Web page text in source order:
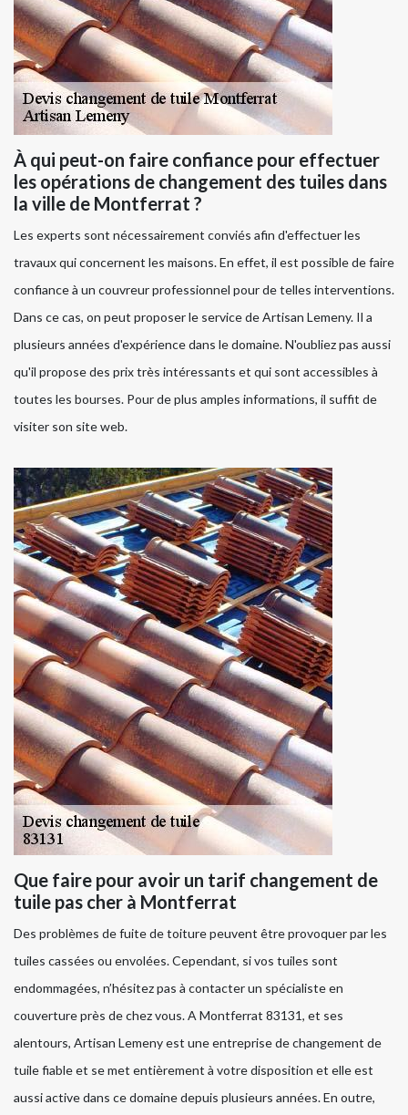
À qui peut-on faire confiance pour effectuer
les opérations de changement des tuiles dans
la ville de Montferrat ?
Les experts sont nécessairement conviés afin d'effectuer les
travaux qui concernent les maisons. En effet, il est possible de faire
confiance à un couvreur professionnel pour de telles interventions.
Dans ce cas, on peut proposer le service de Artisan Lemeny. Il a
plusieurs années d'expérience dans le domaine. N'oubliez pas aussi
qu'il propose des prix très intéressants et qui sont accessibles à
toutes les bourses. Pour de plus amples informations, il suffit de
visiter son site web.
Que faire pour avoir un tarif changement de
tuile pas cher à Montferrat
Des problèmes de fuite de toiture peuvent être provoquer par les
tuiles cassées ou envolées. Cependant, si vos tuiles sont
endommagées, n’hésitez pas à contacter un spécialiste en
couverture près de chez vous. A Montferrat 83131, et ses
alentours, Artisan Lemeny est une entreprise de changement de
tuile fiable et se met entièrement à votre disposition et elle est
aussi active dans ce domaine depuis plusieurs années. En outre,